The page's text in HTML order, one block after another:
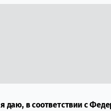
даю, в соответствии с